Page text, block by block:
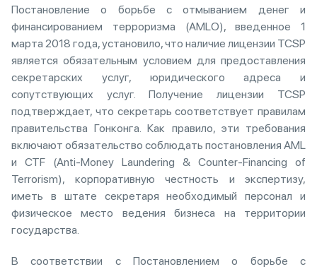
Постановление о борьбе с отмыванием денег и
финансированием терроризма (AMLO), введенное 1
марта 2018 года, установило, что наличие лицензии TCSP
является обязательным условием для предоставления
секретарских услуг, юридического адреса и
сопутствующих услуг. Получение лицензии TCSP
подтверждает, что секретарь соответствует правилам
правительства Гонконга. Как правило, эти требования
включают обязательство соблюдать постановления AML
и CTF (Anti-Money Laundering & Counter-Financing of
Terrorism), корпоративную честность и экспертизу,
иметь в штате секретаря необходимый персонал и
физическое место ведения бизнеса на территории
государства.
В соответствии с Постановлением о борьбе с